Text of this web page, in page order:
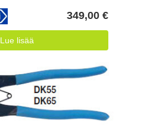
349,00 €
Lue lisää